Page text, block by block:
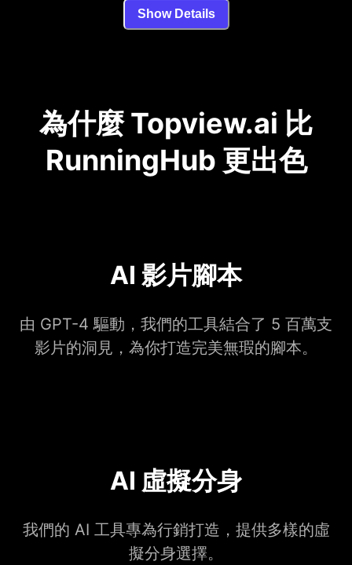
Show Details
為什麼 Topview.ai 比
RunningHub 更出色
AI 影片腳本
由 GPT-4 驅動，我們的工具結合了 5 百萬支
影片的洞見，為你打造完美無瑕的腳本。
AI 虛擬分身
我們的 AI 工具專為行銷打造，提供多樣的虛
擬分身選擇。